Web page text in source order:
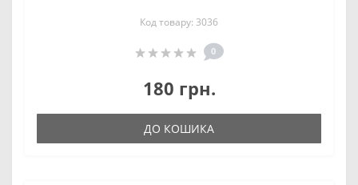
Код товару: 3036
0
180 грн.
ДО КОШИКА